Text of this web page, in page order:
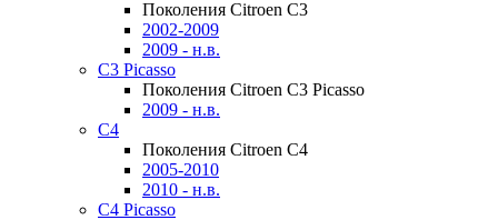
Поколения Citroen C3
2002-2009
2009 - н.в.
C3 Picasso
Поколения Citroen C3 Picasso
2009 - н.в.
C4
Поколения Citroen C4
2005-2010
2010 - н.в.
C4 Picasso